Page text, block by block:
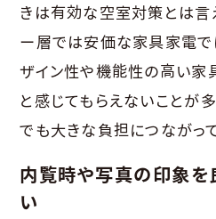
きは有効な空室対策とは言
ー層では安価な家具家電で
ザイン性や機能性の高い家
と感じてもらえないことが
でも大きな負担につながっ
内覧時や写真の印象を
い